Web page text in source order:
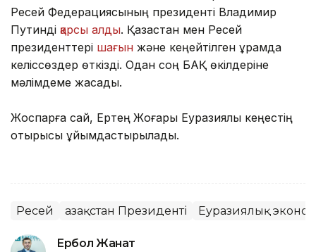
Ресей Федерациясының президенті Владимир
Путинді қарсы алды. Қазақстан мен Ресей
президенттері шағын және кеңейтілген құрамда
келіссөздер өткізді. Одан соң БАҚ өкілдеріне
мәлімдеме жасады.
Жоспарға сай, Ертең Жоғары Еуразиялық кеңестің
отырысы ұйымдастырылады.
Ресей Қазақстан Президенті Еуразиялық
Ербол Жанат